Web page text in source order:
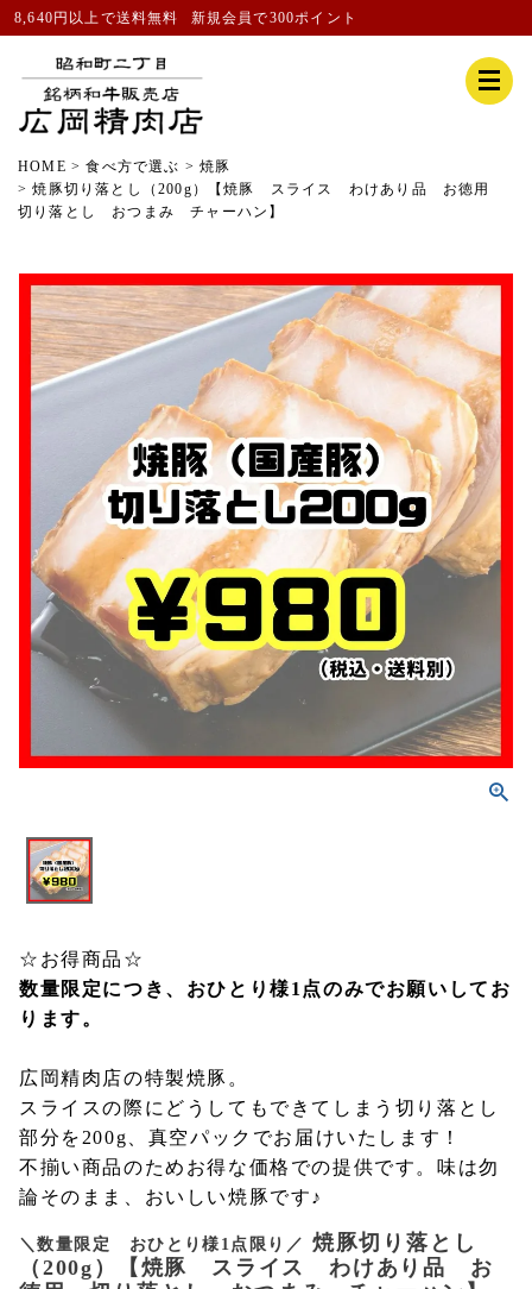
8,640円以上で送料無料 新規会員で300ポイント
HOME 食べ方で選ぶ
焼豚
焼豚切り落とし（200g）【焼豚 スライス わけあり品 お徳用
切り落とし おつまみ チャーハン】
☆お得商品☆
数量限定につき、おひとり様1点のみでお願いしてお
ります。
広岡精肉店の特製焼豚。
スライスの際にどうしてもできてしまう切り落とし
部分を200g、真空パックでお届けいたします！
不揃い商品のためお得な価格での提供です。味は勿
論そのまま、おいしい焼豚です♪
＼数量限定 おひとり様1点限り／ 焼豚切り落とし
（200g）【焼豚 スライス わけあり品 お